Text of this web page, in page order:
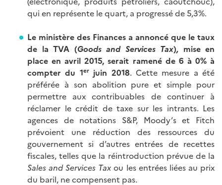
qui en représente le quart, a progressé de 5,3%.
Le ministère des Finances a annoncé que le taux
de la TVA (Goods and Services Tax), mise en
place en avril 2015, serait ramené de 6 à 0% à
compter du 1erjuin 2018. Cette mesure a été
préférée à son abolition pure et simple pour
permettre aux contribuables de continuer à
réclamer le crédit de taxe sur les intrants. Les
agences de notations S&P, Moody’s et Fitch
prévoient une réduction des ressources du
gouvernement si d’autres entrées de recettes
fiscales, telles que la réintroduction prévue de la
Sales and Services Tax ou les entrées liées au prix
du baril, ne compensent pas.